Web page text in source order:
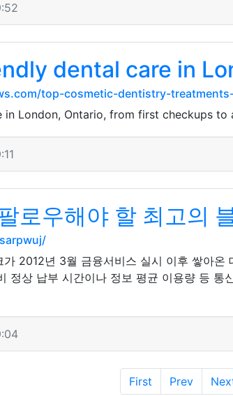
dental care in
top-cosmetic-dentistry-
London, Ontario, from first checkups
로우해야 할 최고의
2012년 3월 금융서비스 실시 이후 쌓아
정상 납부 시간이나 정보 평균 이용량 등
First Prev